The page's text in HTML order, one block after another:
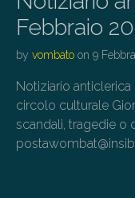
Febbraio
by vombato on 9
Notiziario
circolo culturale
scandali, tragedie o